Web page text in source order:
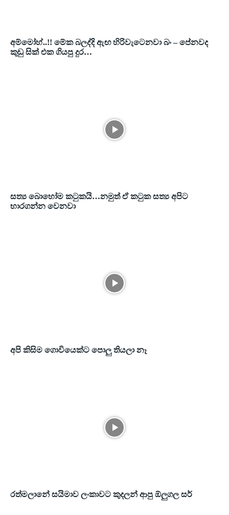
අම්මෝහ්..!! මේක බලද්දි ඇඟ හිරිවැටෙනවා බං – පේනවද
කුඩු සික් එක ගියපු දුර…
සත්‍ය බොහෝම කටුකයි…නමුත් ඒ කටුක සත්‍ය අපිට
භාරගන්න වෙනවා
අපි කිසිම ගොවියෙක්ට පොලු තියලා නෑ
රත්මලානේ සයිමාව ලංකාවට කුදලන් ආපු ඕලුගල සර්